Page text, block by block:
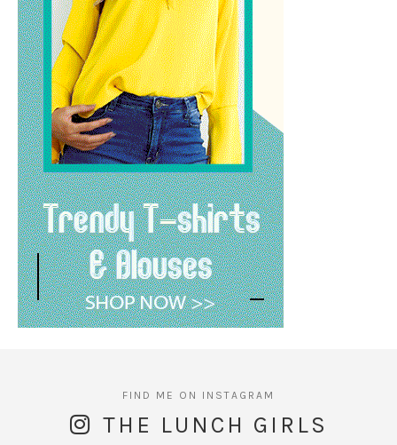
THE LUNCH GIRLS